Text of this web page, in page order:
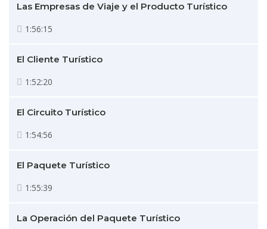
Las Empresas de Viaje y el Producto Turístico
1:56:15
El Cliente Turístico
1:52:20
El Circuito Turístico
1:54:56
El Paquete Turístico
1:55:39
La Operación del Paquete Turístico